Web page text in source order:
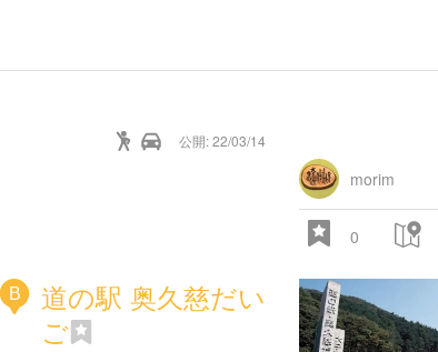
公開: 22/03/14
morim
0
B
道の駅 奥久慈だい
ご